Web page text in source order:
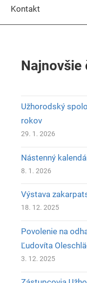
Kontakt
Najnovšie
Užhorodský
rokov
29. 1. 2026
Nástenný
8. 1. 2026
Výstava
18. 12. 2025
Povolenie na
Ľudovíta
3. 12. 2025